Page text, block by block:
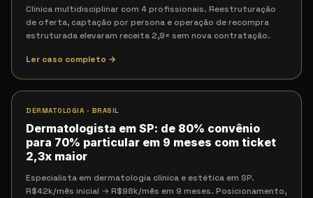
Clínica multidisciplinar com 4 profissionais. Reestruturação
de oferta, captação por persona e operação de recompra
estruturada elevaram receita 2,9× sem nova contratação.
Ler caso completo →
DERMATOLOGIA · BRASIL
Dermatologista em SP: de 80% convênio
para 70% particular em 9 meses com ticket
2,3x maior
Especialista em dermatologia clínica e estética em SP.
R$42k/mês inicial → R$98k/mês em 9 meses. Posicionamento,